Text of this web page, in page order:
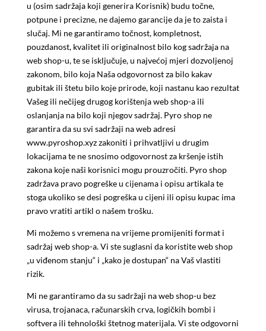
u (osim sadržaja koji generira Korisnik) budu točne,
potpune i precizne, ne dajemo garancije da je to zaista i
slučaj. Mi ne garantiramo točnost, kompletnost,
pouzdanost, kvalitet ili originalnost bilo kog sadržaja na
web shop-u, te se isključuje, u najvećoj mjeri dozvoljenoj
zakonom, bilo koja Naša odgovornost za bilo kakav
gubitak ili štetu bilo koje prirode, koji nastanu kao rezultat
Vašeg ili nečijeg drugog korištenja web shop-a ili
oslanjanja na bilo koji njegov sadržaj. Pyro shop ne
garantira da su svi sadržaji na web adresi
www.pyroshop.xyz zakoniti i prihvatljivi u drugim
lokacijama te ne snosimo odgovornost za kršenje istih
zakona koje naši korisnici mogu prouzročiti. Pyro shop
zadržava pravo pogreške u cijenama i opisu artikala te
stoga ukoliko se desi pogreška u cijeni ili opisu kupac ima
pravo vratiti artikl o našem trošku.
Mi možemo s vremena na vrijeme promijeniti format i
sadržaj web shop-a. Vi ste suglasni da koristite web shop
„u viđenom stanju“ i „kako je dostupan“ na Vaš vlastiti
rizik.
Mi ne garantiramo da su sadržaji na web shop-u bez
virusa, trojanaca, računarskih crva, logičkih bombi i
softvera ili tehnološki štetnog materijala. Vi ste odgovorni